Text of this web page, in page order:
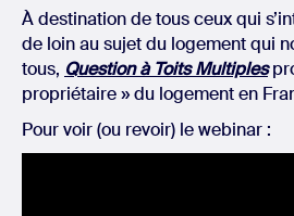
À destination de tous ceux qui
de loin au sujet du logement qui
tous, Question à Toits Multiples
propriétaire » du logement en
Pour voir (ou revoir) le webinar :